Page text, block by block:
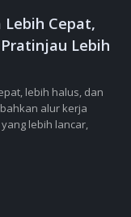
Lebih Cepat,
Lebih
lebih halus, dan
alur kerja
lebih lancar,